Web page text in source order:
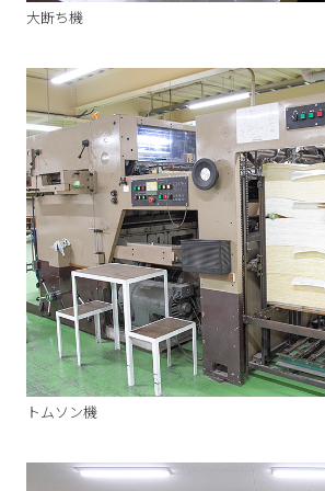
大断ち機
トムソン機